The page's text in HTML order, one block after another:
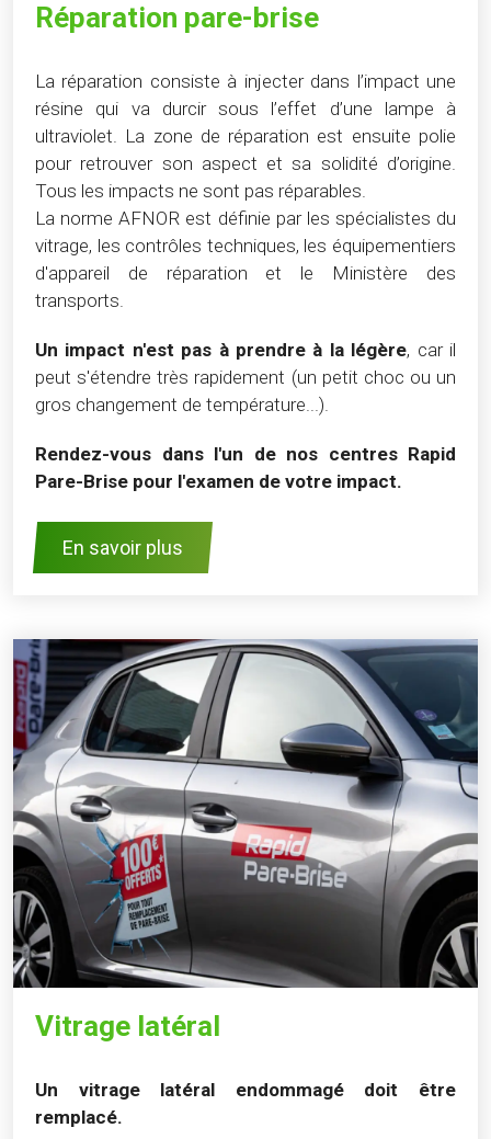
Réparation pare-brise
La réparation consiste à injecter dans l’impact une
résine qui va durcir sous l’effet d’une lampe à
ultraviolet. La zone de réparation est ensuite polie
pour retrouver son aspect et sa solidité d’origine.
Tous les impacts ne sont pas réparables.
La norme AFNOR est définie par les spécialistes du
vitrage, les contrôles techniques, les équipementiers
d'appareil de réparation et le Ministère des
transports.
Un impact n'est pas à prendre à la légère, car il
peut s'étendre très rapidement (un petit choc ou un
gros changement de température...).
Rendez-vous dans l'un de nos centres Rapid
Pare-Brise pour l'examen de votre impact.
En savoir plus
Vitrage latéral
Un vitrage latéral endommagé doit être
remplacé.